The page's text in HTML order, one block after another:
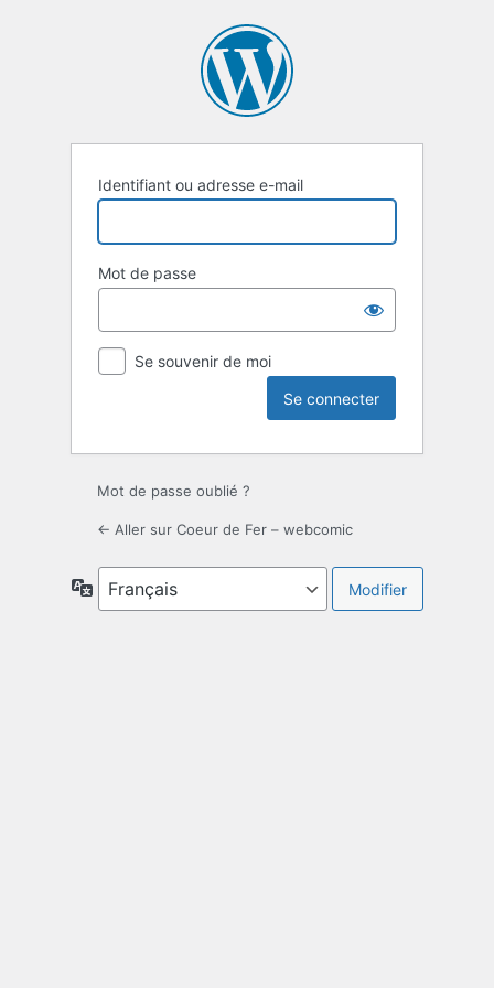
Identifiant ou adresse e-mail
Mot de passe
Se souvenir de moi
Mot de passe oublié ?
← Aller sur Coeur de Fer – webcomic
Langue